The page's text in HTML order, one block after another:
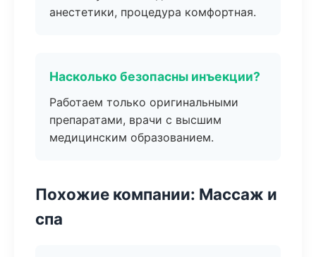
анестетики, процедура комфортная.
Насколько безопасны инъекции?
Работаем только оригинальными
препаратами, врачи с высшим
медицинским образованием.
Похожие компании: Массаж и
спа